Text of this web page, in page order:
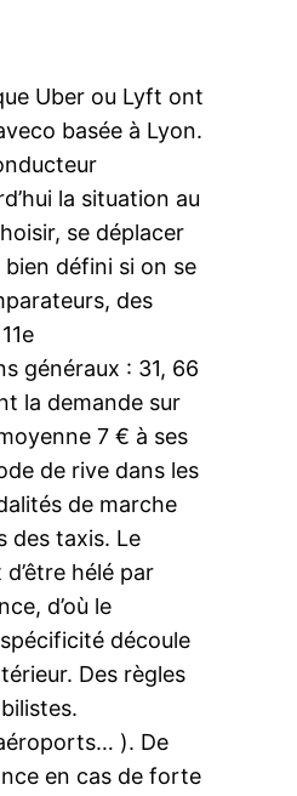
Uber ou Lyft ont
basée à Lyon.
la situation au
se déplacer
défini si on se
des
généraux : 31, 66
la demande sur
7 € à ses
de rive dans les
de marche
des taxis. Le
hélé par
d’où le
découle
Des règles
). De
en cas de forte